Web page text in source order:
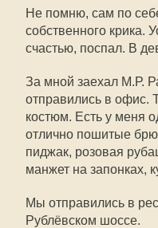
Не помню, сам по
собственного крика.
счастью, поспал. В
За мной заехал М.Р.
отправились в офис.
костюм. Есть у меня
отлично пошитые
пиджак, розовая
манжет на запонках,
Мы отправились в
Рублёвском шоссе.